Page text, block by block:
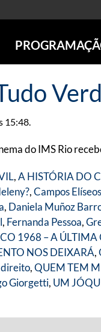
SÃO PAULO
POÇOS DE CALDAS
EM CARTAZ
FUTURAS
ANTERIORES
TOURS VIRTUAIS
VISITAS MEDIADAS
15:48.
do IMS Rio
,A HISTÓRIA DO
,Campos Elíseos
, Daniela Muñoz
, Fernanda Pessoa,
1968 – A
NOS DEIXARÁ,
,QUEM TEM
Giorgetti, UM